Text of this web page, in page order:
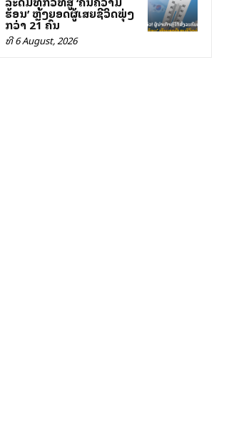
ຮ້ອນ’ ຫຼັງຍອດຜູ້ເສຍຊີວິດພຸ່ງ
ກວ່າ 21 ຄົນ
ທີ 6 August, 2026